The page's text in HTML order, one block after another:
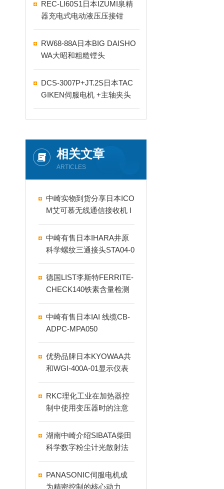
REC-LI60S1日本IZUMI泉精
器充电式电动液压压接钳
RW68-88A日本BIG DAISHO
WA大昭和粗糙镗头
DCS-3007P+JT.2S日本TAC
GIKEN伺服电机 +主轴夹头
相关文章
ARTICLES
中崎实物到货分享日本ICO
M艾可慕无线通信接收机 I
C-R8600
中崎有售日本IHARA井原
科学螺纹三通接头STA04-0
00F
德国LIST李斯特FERRITE-
CHECK140铁素含量检测
仪到货
中崎有售日本IAI 线缆CB-
ADPC-MPA050
优势品牌日本KYOWAA共
和WGI-400A-01显示仪表
RKC理化工业在加热器控
制中使用变压器时的注意
事项
湖南中崎介绍SIBATA柴田
科学数字粉尘计光散射法
是什么？
PANASONIC伺服电机成
为精密控制的核心动力